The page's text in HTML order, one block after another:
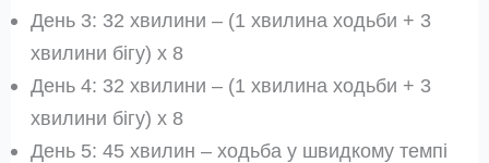
День 3: 32 хвилини – (1 хвилина ходьби + 3
хвилини бігу) x 8
День 4: 32 хвилини – (1 хвилина ходьби + 3
хвилини бігу) x 8
День 5: 45 хвилин – ходьба у швидкому темпі